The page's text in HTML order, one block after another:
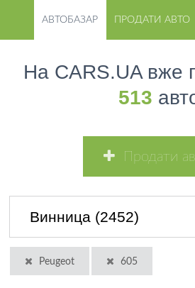
АВТОБАЗАР ПРОДАТИ АВТО
На CARS.UA вже
513
Продати
Peugeot 605